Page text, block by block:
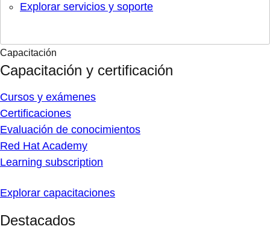
Explorar servicios y soporte
Capacitación
Capacitación y certificación
Cursos y exámenes
Certificaciones
Evaluación de conocimientos
Red Hat Academy
Learning subscription
Explorar capacitaciones
Destacados